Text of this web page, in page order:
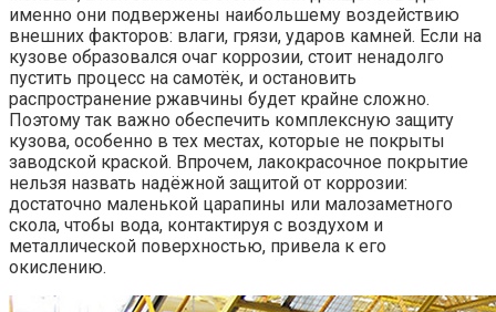
именно они подвержены наибольшему воздействию
внешних факторов: влаги, грязи, ударов камней. Если на
кузове образовался очаг коррозии, стоит ненадолго
пустить процесс на самотёк, и остановить
распространение ржавчины будет крайне сложно.
Поэтому так важно обеспечить комплексную защиту
кузова, особенно в тех местах, которые не покрыты
заводской краской. Впрочем, лакокрасочное покрытие
нельзя назвать надёжной защитой от коррозии:
достаточно маленькой царапины или малозаметного
скола, чтобы вода, контактируя с воздухом и
металлической поверхностью, привела к его
окислению.